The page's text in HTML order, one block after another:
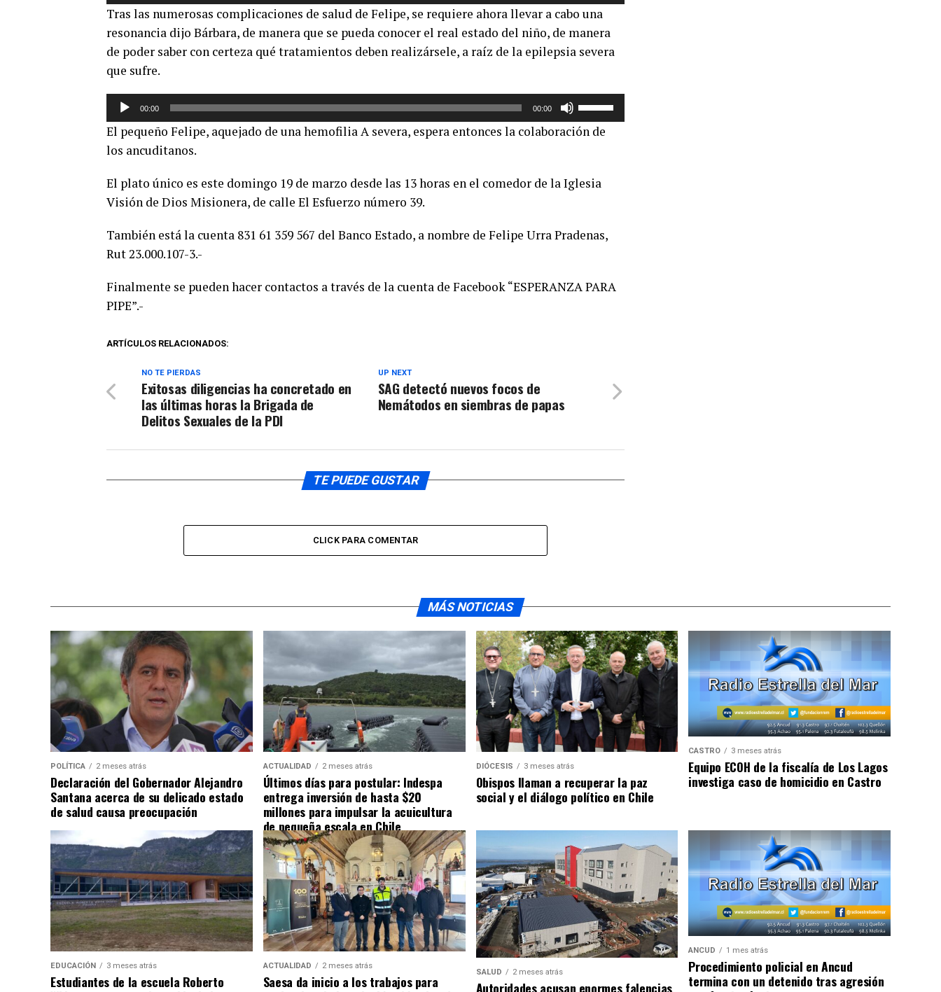
audio
teclas
de
flecha
disminuir
Tras las numerosas complicaciones de salud de Felipe, se requiere ahora llevar a cabo una
resonancia dijo Bárbara, de manera que se pueda conocer el real estado del niño, de manera
de poder saber con certeza qué tratamientos deben realizársele, a raíz de la epilepsia severa
que sufre.
Reproductor
audio
00:00 00:00
teclas
arriba/abajo
o
volumen.
El pequeño Felipe, aquejado de una hemofilia A severa, espera entonces la colaboración de
los ancuditanos.
El plato único es este domingo 19 de marzo desde las 13 horas en el comedor de la Iglesia
Visión de Dios Misionera, de calle El Esfuerzo número 39.
También está la cuenta 831 61 359 567 del Banco Estado, a nombre de Felipe Urra Pradenas,
Rut 23.000.107-3.-
Finalmente se pueden hacer contactos a través de la cuenta de Facebook “ESPERANZA PARA
PIPE”.-
ARTÍCULOS RELACIONADOS:
UP NEXT
SAG detectó nuevos focos de
Nemátodos en siembras de papas
NO TE PIERDAS
Exitosas diligencias ha concretado en
las últimas horas la Brigada de
Delitos Sexuales de la PDI
TE PUEDE GUSTAR
CLICK PARA COMENTAR
MÁS NOTICIAS
POLÍTICA 2 meses atrás
Declaración del Gobernador Alejandro
Santana acerca de su delicado estado
de salud causa preocupación
ACTUALIDAD 2 meses atrás
Últimos días para postular: Indespa
entrega inversión de hasta $20
millones para impulsar la acuicultura
de pequeña escala en Chile
DIÓCESIS 3 meses atrás
Obispos llaman a recuperar la paz
social y el diálogo político en Chile
CASTRO 3 meses atrás
Equipo ECOH de la fiscalía de Los Lagos
investiga caso de homicidio en Castro
EDUCACIÓN 3 meses atrás
Estudiantes de la escuela Roberto
ACTUALIDAD 2 meses atrás
Saesa da inicio a los trabajos para
SALUD 2 meses atrás
Autoridades acusan enormes falencias
ANCUD 1 mes atrás
Procedimiento policial en Ancud
termina con un detenido tras agresión